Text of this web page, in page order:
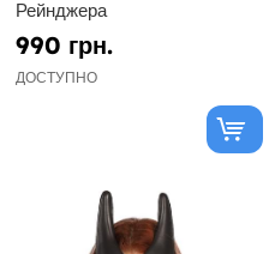
Рейнджера
990 грн.
ДОСТУПНО